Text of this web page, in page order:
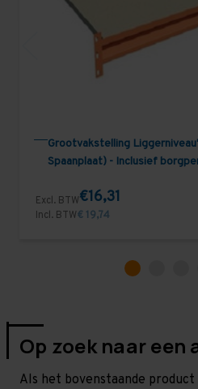
Grootvakstelling
Spaanplaat) - Inclusief
Excl. BTW€16,31
Incl. BTW€ 19,74
Op zoek naar
Als het bovenstaande